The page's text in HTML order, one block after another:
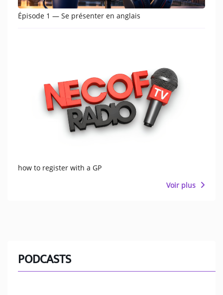
Épisode 1 — Se présenter en anglais
how to register with a GP
Voir plus
PODCASTS